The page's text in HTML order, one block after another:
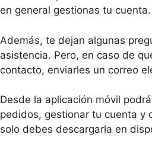
en general gestionas tu cuenta.
Además, te dejan algunas
asistencia. Pero, en caso de
contacto, enviarles un correo
Desde la aplicación móvil
pedidos, gestionar tu cuenta y
solo debes descargarla en